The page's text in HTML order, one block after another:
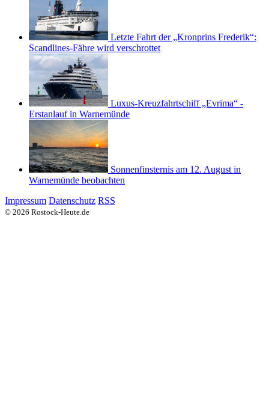
Letzte Fahrt der „Kronprins Frederik“:
Scandlines-Fähre wird verschrottet
Luxus-Kreuzfahrtschiff „Evrima“ -
Erstanlauf in Warnemünde
Sonnenfinsternis am 12. August in
Warnemünde beobachten
Impressum Datenschutz RSS
© 2026 Rostock-Heute.de